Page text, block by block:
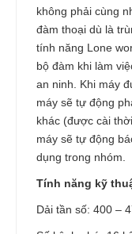
không phải cùng
đàm thoại dù là
tính năng Lone
bộ đàm khi làm
an ninh. Khi máy
máy sẽ tự động
khác (được cài
máy sẽ tự động
dụng trong nhóm.
Tính năng kỹ
Dải tần số: 400 –